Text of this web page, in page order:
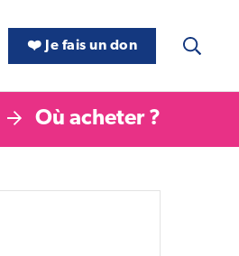
❤️ Je fais un don
Où acheter ?